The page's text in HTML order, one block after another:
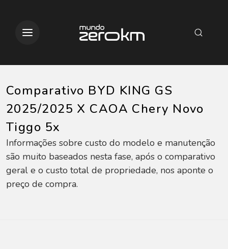
Comparativo BYD KING GS
2025/2025 X CAOA Chery Novo
Tiggo 5x
Informações sobre custo do modelo e manutenção
são muito baseados nesta fase, após o comparativo
geral e o custo total de propriedade, nos aponte o
preço de compra.